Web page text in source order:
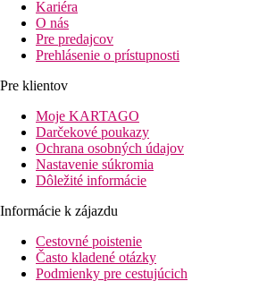
Kariéra
O nás
Pre predajcov
Prehlásenie o prístupnosti
Pre klientov
Moje KARTAGO
Darčekové poukazy
Ochrana osobných údajov
Nastavenie súkromia
Dôležité informácie
Informácie k zájazdu
Cestovné poistenie
Často kladené otázky
Podmienky pre cestujúcich